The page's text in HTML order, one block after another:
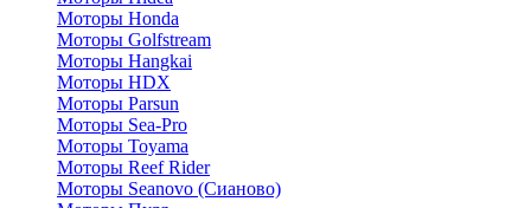
Моторы Honda
Моторы Golfstream
Моторы Hangkai
Моторы HDX
Моторы Parsun
Моторы Sea-Pro
Моторы Toyama
Моторы Reef Rider
Моторы Seanovo (Сианово)